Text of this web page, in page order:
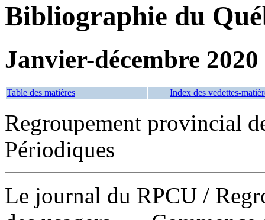
Bibliographie du
Janvier-décembre 2020
Table des matières Index des vedettes-
Regroupement provincial
Périodiques
Le journal du RPCU /